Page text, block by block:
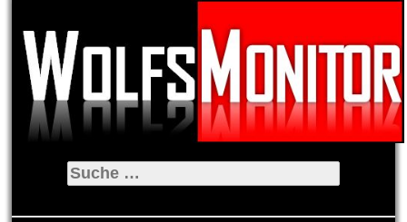
Suche
nach: